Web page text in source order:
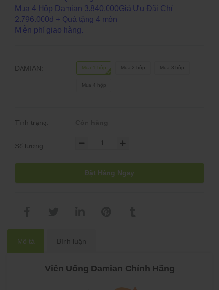
Mua 4 Hộp Damian 3.840.000Giá Ưu Đãi Chỉ
2.796.000đ + Quà tặng 4 món
Miễn phí giao hàng.
DAMIAN: Mua 1 hộp Mua 2 hộp Mua 3 hộp
Mua 4 hộp
Tình trạng:
Số lượng:
Đặt Hàng Ngay
Mô tả Bình luận
Viên Uống Damian Chính Hãng